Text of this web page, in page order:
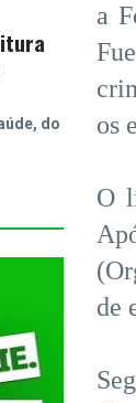
a
os
O
de
do